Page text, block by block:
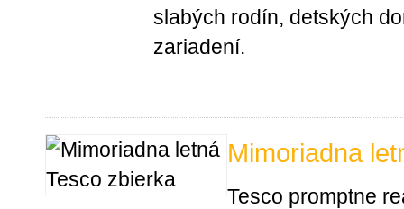
slabých rodín, detských
zariadení.
Mimoriadna
Tesco promptne